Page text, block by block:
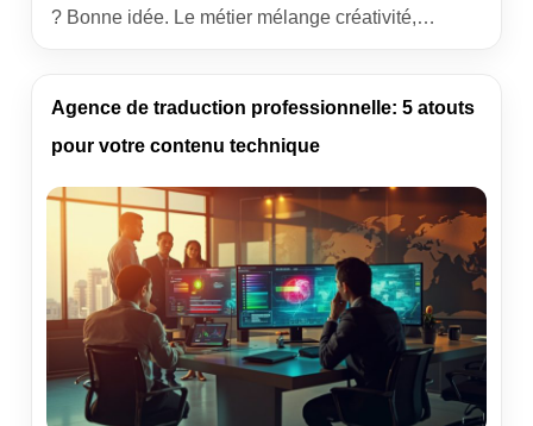
? Bonne idée. Le métier mélange créativité,
reconversion : ce guide réunit les étapes qui font la
différence pour se lancer proprement, gagner […]
Agence de traduction professionnelle: 5 atouts
pour votre contenu technique